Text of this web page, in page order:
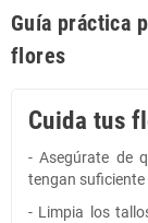
Guía práctica
flores
Cuida tus
- Asegúrate de
tengan
- Limpia los